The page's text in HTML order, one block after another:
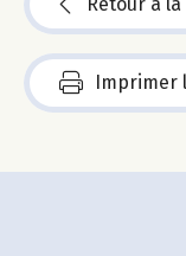
Imprimer